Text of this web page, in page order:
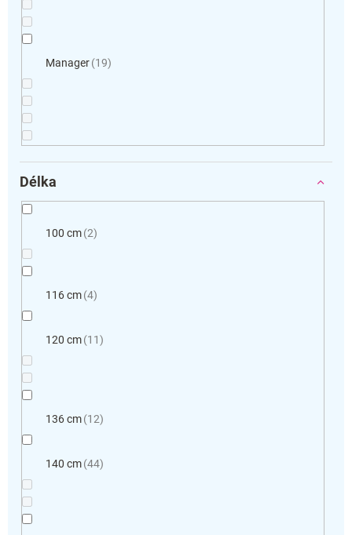
Manager 19
Délka
100 cm 2
116 cm 4
120 cm 11
136 cm 12
140 cm 44